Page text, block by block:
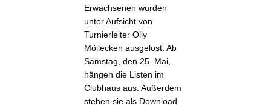
Erwachsenen wurden
unter Aufsicht von
Turnierleiter Olly
Möllecken ausgelost. Ab
Samstag, den 25. Mai,
hängen die Listen im
Clubhaus aus. Außerdem
stehen sie als Download